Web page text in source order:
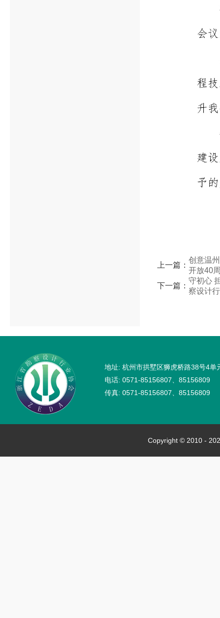
上一篇：
创意温
开放40
下一篇：
守初心
察设计
地址: 杭州市拱墅区狮虎桥路38号4
电话: 0571-85156807、85156809
传真: 0571-85156807、85156809
Copyright © 2010 -